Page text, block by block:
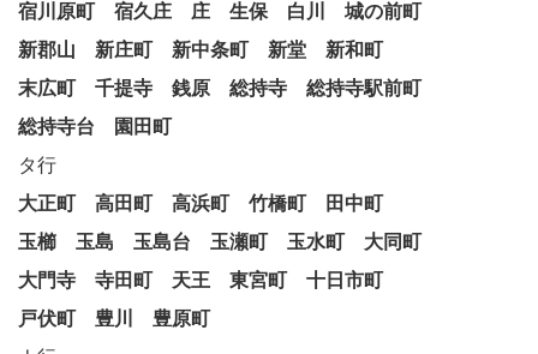
宿川原町
宿久庄 庄 生保 白川
城の前町
新郡山
新庄町 新中条町 新堂
新和町
末広町
千提寺 銭原 総持寺
総持寺駅前町
総持寺台
園田町
タ行
大正町
高田町 高浜町 竹橋町
田中町
玉櫛
玉島 玉島台 玉瀬町 玉水町
大同町
大門寺
寺田町 天王 東宮町
十日市町
戸伏町
豊川
豊原町